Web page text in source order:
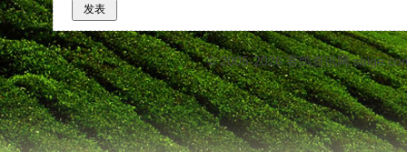
© 2005-2026赛鸽资讯网